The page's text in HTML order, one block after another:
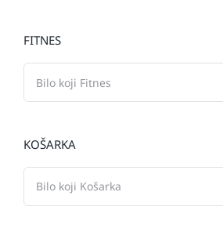
FITNES
KOŠARKA